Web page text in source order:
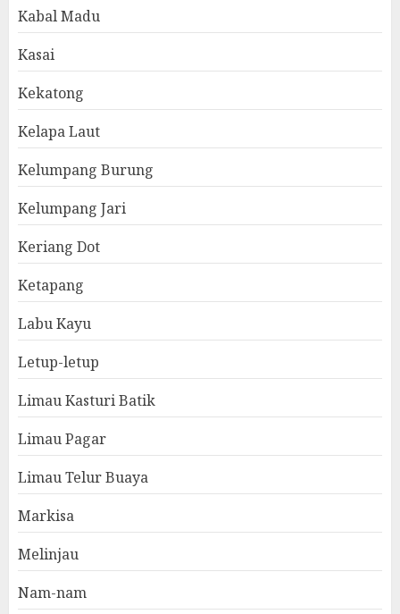
Kabal Madu
Kasai
Kekatong
Kelapa Laut
Kelumpang Burung
Kelumpang Jari
Keriang Dot
Ketapang
Labu Kayu
Letup-letup
Limau Kasturi Batik
Limau Pagar
Limau Telur Buaya
Markisa
Melinjau
Nam-nam